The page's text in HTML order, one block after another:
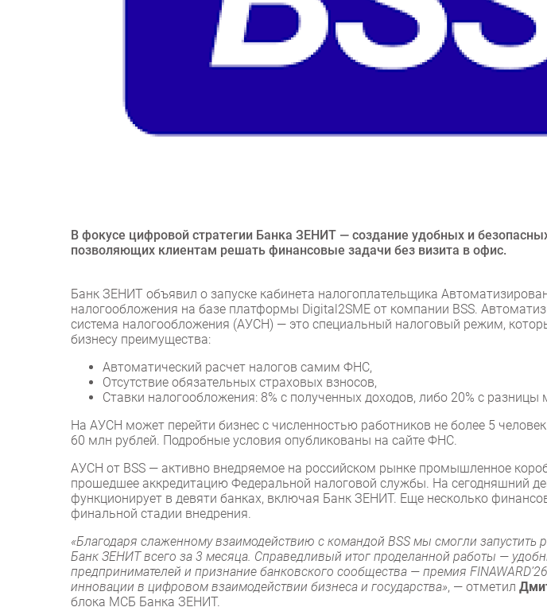
В фокусе цифровой стратегии Банка ЗЕНИТ — создание удобных и
позволяющих клиентам решать финансовые задачи без визита в офис.
Банк ЗЕНИТ объявил о запуске кабинета налогоплательщика
налогообложения на базе платформы Digital2SME от компании BSS.
система налогообложения (АУСН) — это специальный налоговый режим,
бизнесу преимущества:
Автоматический расчет налогов самим ФНС,
Отсутствие обязательных страховых взносов,
Ставки налогообложения: 8% с полученных доходов, либо 20% с
На АУСН может перейти бизнес с численностью работников не более 5
60 млн рублей. Подробные условия опубликованы на сайте ФНС.
АУСН от BSS — активно внедряемое на российском рынке промышленное
прошедшее аккредитацию Федеральной налоговой службы. На сегодняшний
функционирует в девяти банках, включая Банк ЗЕНИТ. Еще несколько
финальной стадии внедрения.
«Благодаря слаженному взаимодействию с командой BSS мы смогли запустить
Банк ЗЕНИТ всего за 3 месяца. Справедливый итог проделанной работы —
предпринимателей и признание банковского сообщества — премия
инновации в цифровом взаимодействии бизнеса и государства», — отметил
блока МСБ Банка ЗЕНИТ.